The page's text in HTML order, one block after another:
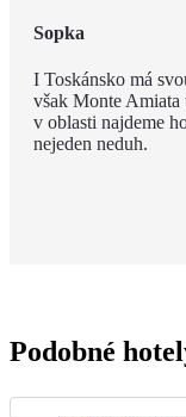
Sopka
I Toskánsko má
však Monte
v oblasti najdeme
nejeden neduh.
Podobné